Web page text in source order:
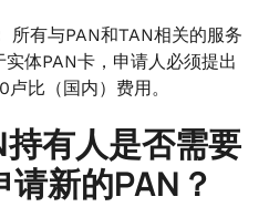
所有与PAN和TAN相关的服务
体PAN卡，申请人必须提出
比（国内）费用。
有人是否需要
新的PAN？